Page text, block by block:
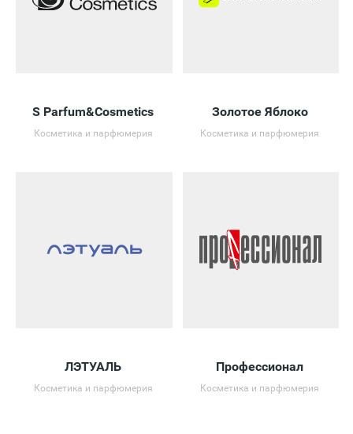
S Parfum&Cosmetics
Косметика и парфюмерия
Золотое Яблоко
Косметика и парфюмерия
ЛЭТУАЛЬ
Косметика и парфюмерия
Профессионал
Косметика и парфюмерия